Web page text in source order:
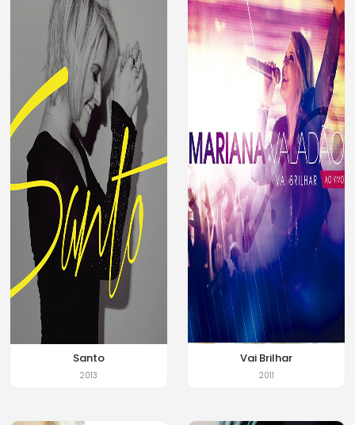
Santo
2013
Vai Brilhar
2011